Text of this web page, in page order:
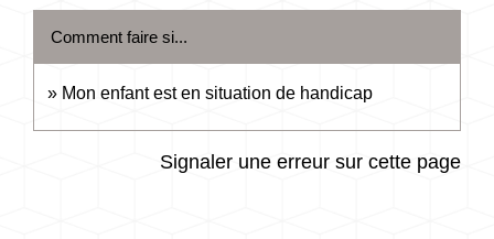
Comment faire si...
Mon enfant est en situation de handicap
Signaler une erreur sur cette page